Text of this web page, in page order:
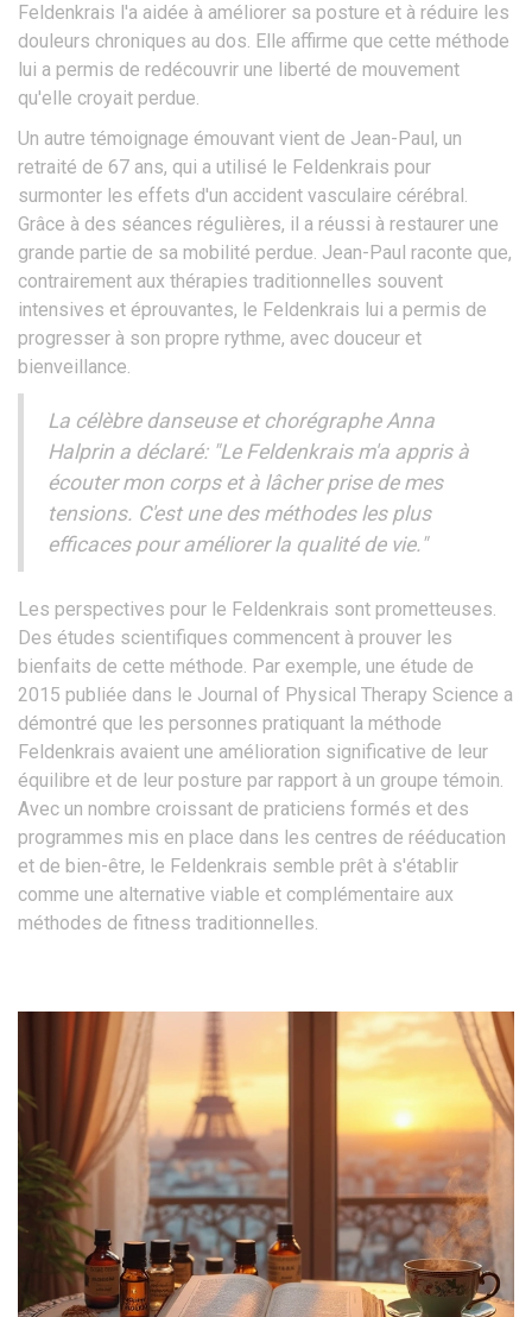
Feldenkrais l'a aidée à améliorer sa posture et à réduire les
douleurs chroniques au dos. Elle affirme que cette méthode
lui a permis de redécouvrir une liberté de mouvement
qu'elle croyait perdue.
Un autre témoignage émouvant vient de Jean-Paul, un
retraité de 67 ans, qui a utilisé le Feldenkrais pour
surmonter les effets d'un accident vasculaire cérébral.
Grâce à des séances régulières, il a réussi à restaurer une
grande partie de sa mobilité perdue. Jean-Paul raconte que,
contrairement aux thérapies traditionnelles souvent
intensives et éprouvantes, le Feldenkrais lui a permis de
progresser à son propre rythme, avec douceur et
bienveillance.
La célèbre danseuse et chorégraphe Anna
Halprin a déclaré: "Le Feldenkrais m'a appris à
écouter mon corps et à lâcher prise de mes
tensions. C'est une des méthodes les plus
efficaces pour améliorer la qualité de vie."
Les perspectives pour le Feldenkrais sont prometteuses.
Des études scientifiques commencent à prouver les
bienfaits de cette méthode. Par exemple, une étude de
2015 publiée dans le Journal of Physical Therapy Science a
démontré que les personnes pratiquant la méthode
Feldenkrais avaient une amélioration significative de leur
équilibre et de leur posture par rapport à un groupe témoin.
Avec un nombre croissant de praticiens formés et des
programmes mis en place dans les centres de rééducation
et de bien-être, le Feldenkrais semble prêt à s'établir
comme une alternative viable et complémentaire aux
méthodes de fitness traditionnelles.